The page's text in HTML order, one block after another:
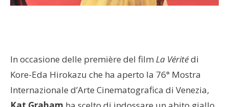
In occasione delle première del film La Véritédi
Kore-Eda Hirokazu che ha aperto la 76° Mostra
Internazionale d’Arte Cinematografica di Venezia,